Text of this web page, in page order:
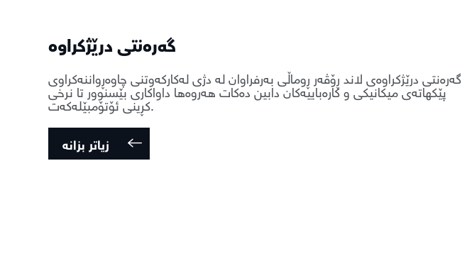
گەرەنتی درێژکراوە
گەرەنتی درێژکراوەی لاند ڕۆڤەر ڕوماڵی بەرفراوان لە دژی لەکارکەوتنی چاوەڕواننەکراوی
پێکهاتەی میکانیکی و کارەباییەکان دابین دەکات هەروەها داواکاری بێسنوور تا نرخی
کڕینی ئۆتۆمبێلەکەت.